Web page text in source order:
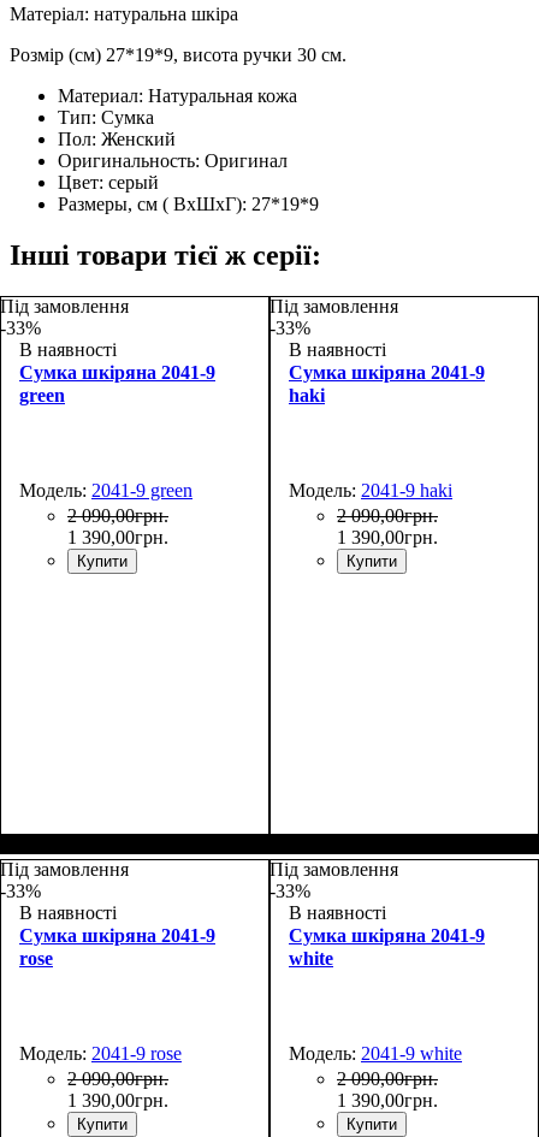
Матеріал: натуральна шкіра
Розмір (см) 27*19*9, висота ручки 30 см.
Материал: Натуральная кожа
Тип: Сумка
Пол: Женский
Оригинальность: Оригинал
Цвет: серый
Размеры, см ( ВхШхГ): 27*19*9
Інші товари тієї ж серії:
Під замовлення
-33%
В наявності
Сумка шкіряна 2041-9
green
Модель: 2041-9 green
2 090,00грн.
1 390,00грн.
Купити
27*19*9
Під замовлення
-33%
В наявності
Сумка шкіряна 2041-9
haki
Модель: 2041-9 haki
2 090,00грн.
1 390,00грн.
Купити
27*19*9
Під замовлення
-33%
В наявності
Сумка шкіряна 2041-9
rose
Модель: 2041-9 rose
2 090,00грн.
1 390,00грн.
Купити
Під замовлення
-33%
В наявності
Сумка шкіряна 2041-9
white
Модель: 2041-9 white
2 090,00грн.
1 390,00грн.
Купити